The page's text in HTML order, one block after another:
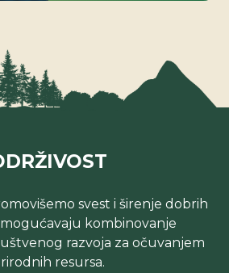
svest i širenje dobrih
kombinovanje
razvoja za očuvanjem
resursa.